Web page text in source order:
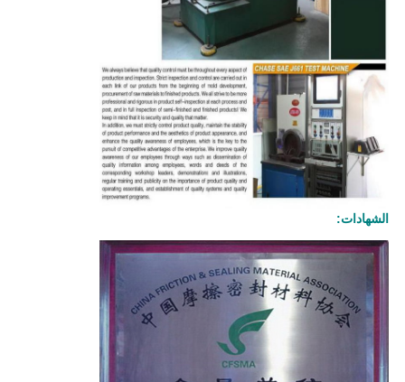
الموقع
PRIVACY
POLICY
الشهادات: